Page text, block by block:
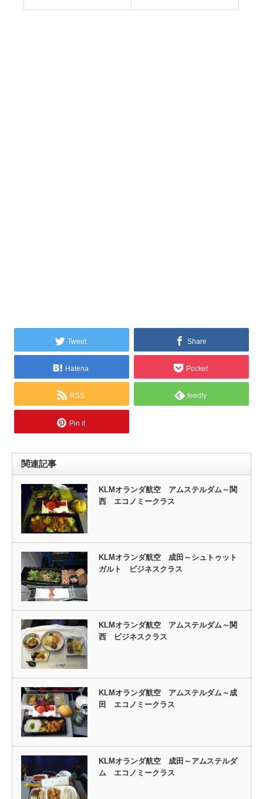
Tweet Share
Hatena Pocket
RSS feedly
Pin it
関連記事
KLMオランダ航空 アムステルダム～関
西 エコノミークラス
KLMオランダ航空 成田～シュトゥット
ガルト ビジネスクラス
KLMオランダ航空 アムステルダム～関
西 ビジネスクラス
KLMオランダ航空 アムステルダム～成
田 エコノミークラス
KLMオランダ航空 成田～アムステルダ
ム エコノミークラス